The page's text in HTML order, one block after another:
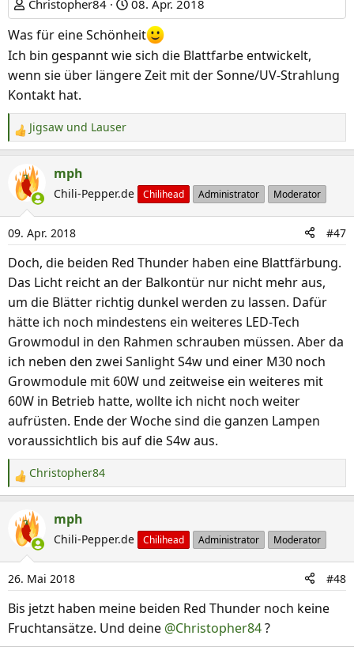
Christopher84 08. Apr. 2018
Was für eine Schönheit
Ich bin gespannt wie sich die Blattfarbe entwickelt,
wenn sie über längere Zeit mit der Sonne/UV-Strahlung
Kontakt hat.
R
e
a
k
i
o
n
n
:
Jigsaw und Lauser
mph
Chili-Pepper.de Chilihead Administrator Moderator
09. Apr. 2018 #47
Doch, die beiden Red Thunder haben eine Blattfärbung.
Das Licht reicht an der Balkontür nur nicht mehr aus,
um die Blätter richtig dunkel werden zu lassen. Dafür
hätte ich noch mindestens ein weiteres LED-Tech
Growmodul in den Rahmen schrauben müssen. Aber da
ich neben den zwei Sanlight S4w und einer M30 noch
Growmodule mit 60W und zeitweise ein weiteres mit
60W in Betrieb hatte, wollte ich nicht noch weiter
aufrüsten. Ende der Woche sind die ganzen Lampen
voraussichtlich bis auf die S4w aus.
R
e
a
k
i
o
n
n
Christopher84
mph
Chili-Pepper.de Chilihead Administrator Moderator
26. Mai 2018 #48
Bis jetzt haben meine beiden Red Thunder noch keine
Fruchtansätze. Und deine @Christopher84?